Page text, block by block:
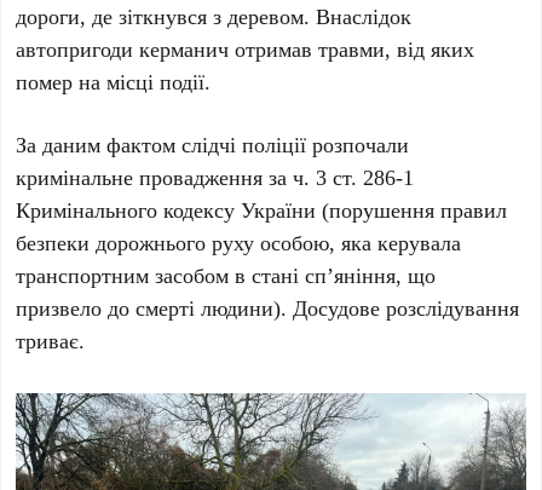
дороги, де зіткнувся з деревом. Внаслідок
автопригоди керманич отримав травми, від яких
помер на місці події.
За даним фактом слідчі поліції розпочали
кримінальне провадження за ч. 3 ст. 286-1
Кримінального кодексу України (порушення правил
безпеки дорожнього руху особою, яка керувала
транспортним засобом в стані сп’яніння, що
призвело до смерті людини). Досудове розслідування
триває.